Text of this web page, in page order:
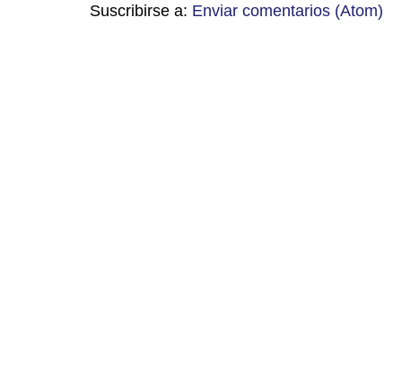
Suscribirse a: Enviar comentarios (Atom)